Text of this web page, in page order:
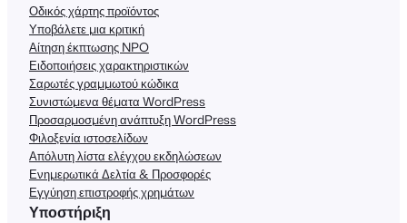
Οδικός χάρτης προϊόντος
Υποβάλετε μια κριτική
Αίτηση έκπτωσης NPO
Ειδοποιήσεις χαρακτηριστικών
Σαρωτές γραμμωτού κώδικα
Συνιστώμενα θέματα WordPress
Προσαρμοσμένη ανάπτυξη WordPress
Φιλοξενία ιστοσελίδων
Απόλυτη λίστα ελέγχου εκδηλώσεων
Ενημερωτικά Δελτία & Προσφορές
Εγγύηση επιστροφής χρημάτων
Υποστήριξη